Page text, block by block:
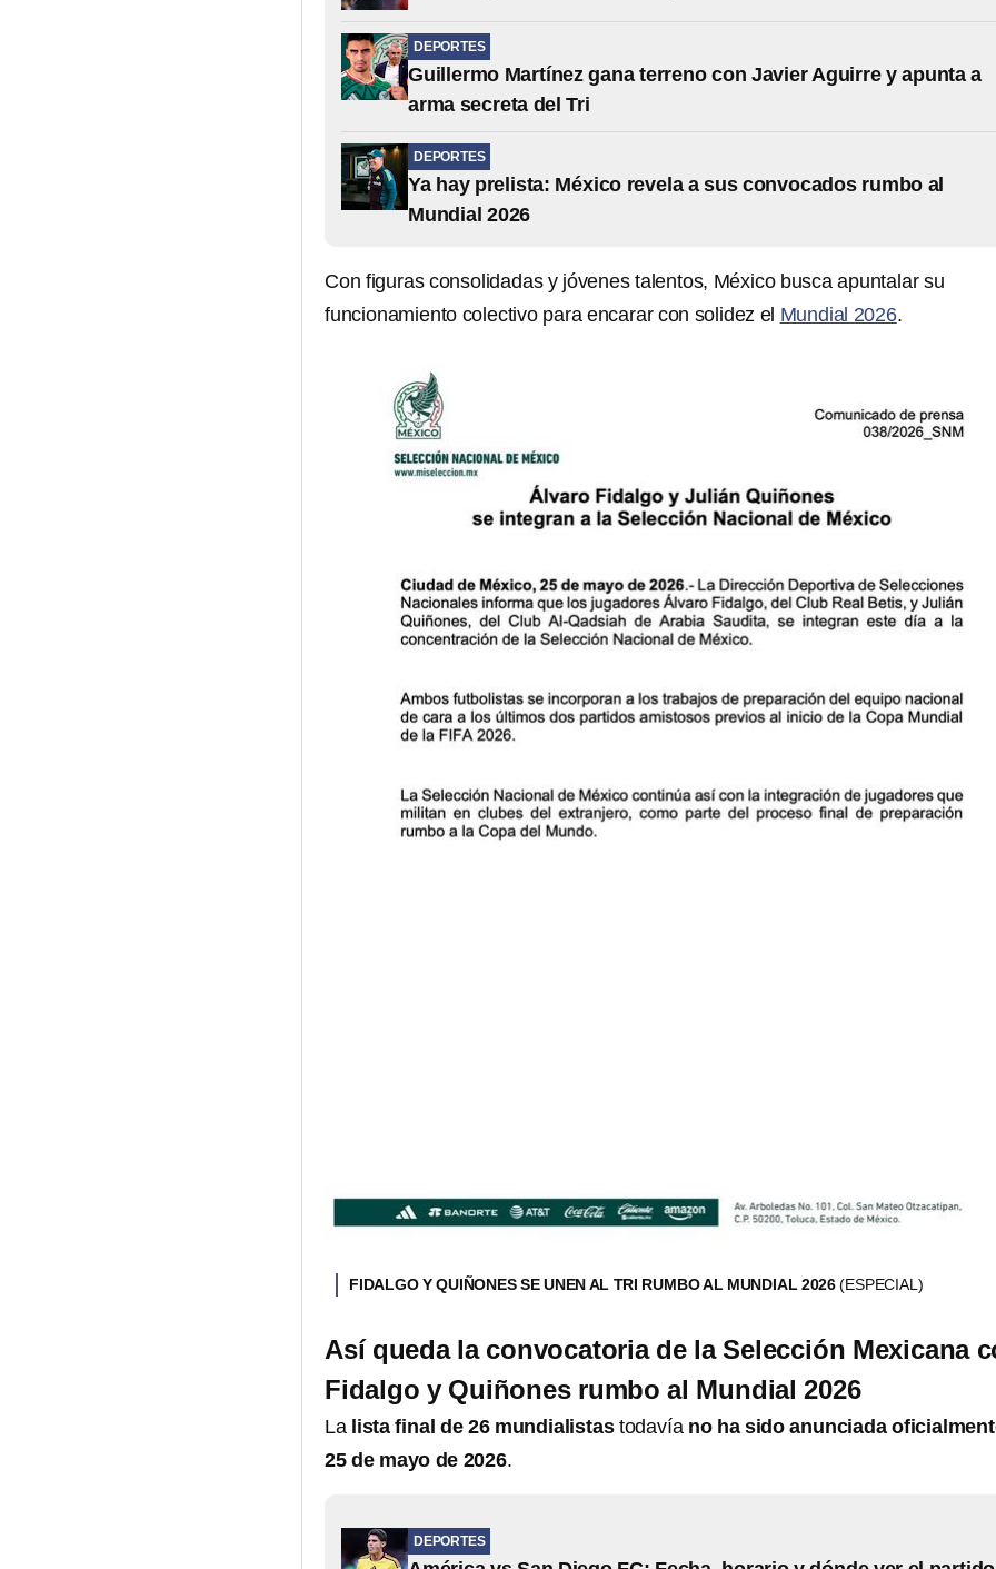
DEPORTES
Guillermo Martínez gana terreno con Javier Aguirre y apunta a
arma secreta del Tri
DEPORTES
Ya hay prelista: México revela a sus convocados rumbo al
Mundial 2026
Con figuras consolidadas y jóvenes talentos, México busca apuntalar su
funcionamiento colectivo para encarar con solidez el Mundial 2026.
FIDALGO Y QUIÑONES SE UNEN AL TRI RUMBO AL MUNDIAL 2026(ESPECIAL)
Así queda la convocatoria de la Selección Mexicana
Fidalgo y Quiñones rumbo al Mundial 2026
La lista final de 26 mundialistastodavía no ha sido anunciada
25 de mayo de 2026.
DEPORTES